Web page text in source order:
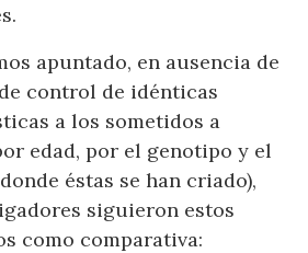
apuntado, en ausencia de
control de idénticas
a los sometidos a
edad, por el genotipo y el
éstas se han criado),
siguieron estos
como comparativa: